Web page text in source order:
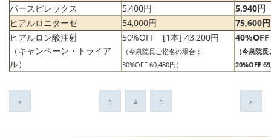
パースピレックス
5,400円
5,940円
ヒアルロニターゼ
54,000円
75,600円
ヒアルロン酸注射
（キャンペーン・トライア
ル）
50%OFF [1本] 43,200円
（今泉院長ご指名の場合：
30%OFF 60,480円）
（今泉院
20%OFF
< 3 4 5 >